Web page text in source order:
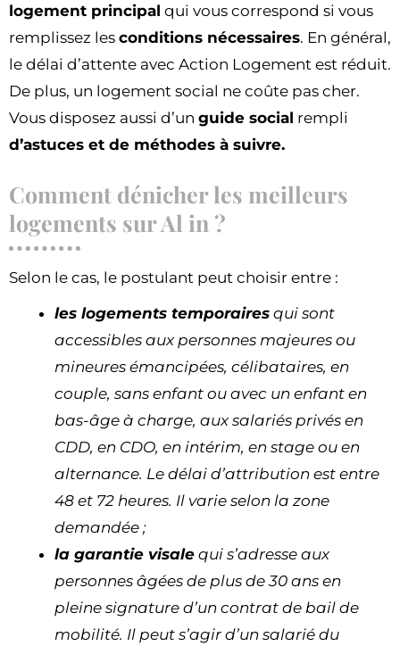
logement principal qui vous correspond si vous
remplissez les conditions nécessaires. En général,
le délai d’attente avec Action Logement est réduit.
De plus, un logement social ne coûte pas cher.
Vous disposez aussi d’un guide social rempli
d’astuces et de méthodes à suivre.
Comment dénicher les meilleurs
logements sur Al in ?
Selon le cas, le postulant peut choisir entre :
les logements temporaires qui sont
accessibles aux personnes majeures ou
mineures émancipées, célibataires, en
couple, sans enfant ou avec un enfant en
bas-âge à charge, aux salariés privés en
CDD, en CDO, en intérim, en stage ou en
alternance. Le délai d’attribution est entre
48 et 72 heures. Il varie selon la zone
demandée ;
la garantie visale qui s’adresse aux
personnes âgées de plus de 30 ans en
pleine signature d’un contrat de bail de
mobilité. Il peut s’agir d’un salarié du